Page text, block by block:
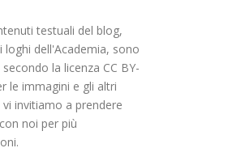
testuali del blog,
loghi dell'Academia, sono
la licenza CC BY-
le immagini e gli altri
invitiamo a prendere
noi per più